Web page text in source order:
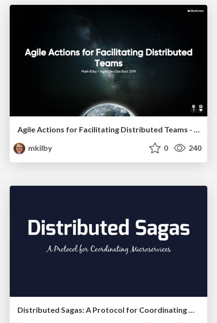
mkilby
0 240
Distributed Sagas: A Protocol for Coordinating Microservices